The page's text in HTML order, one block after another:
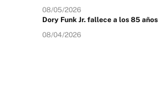
08/05/2026
Dory Funk Jr. fallece a los 85 años
08/04/2026